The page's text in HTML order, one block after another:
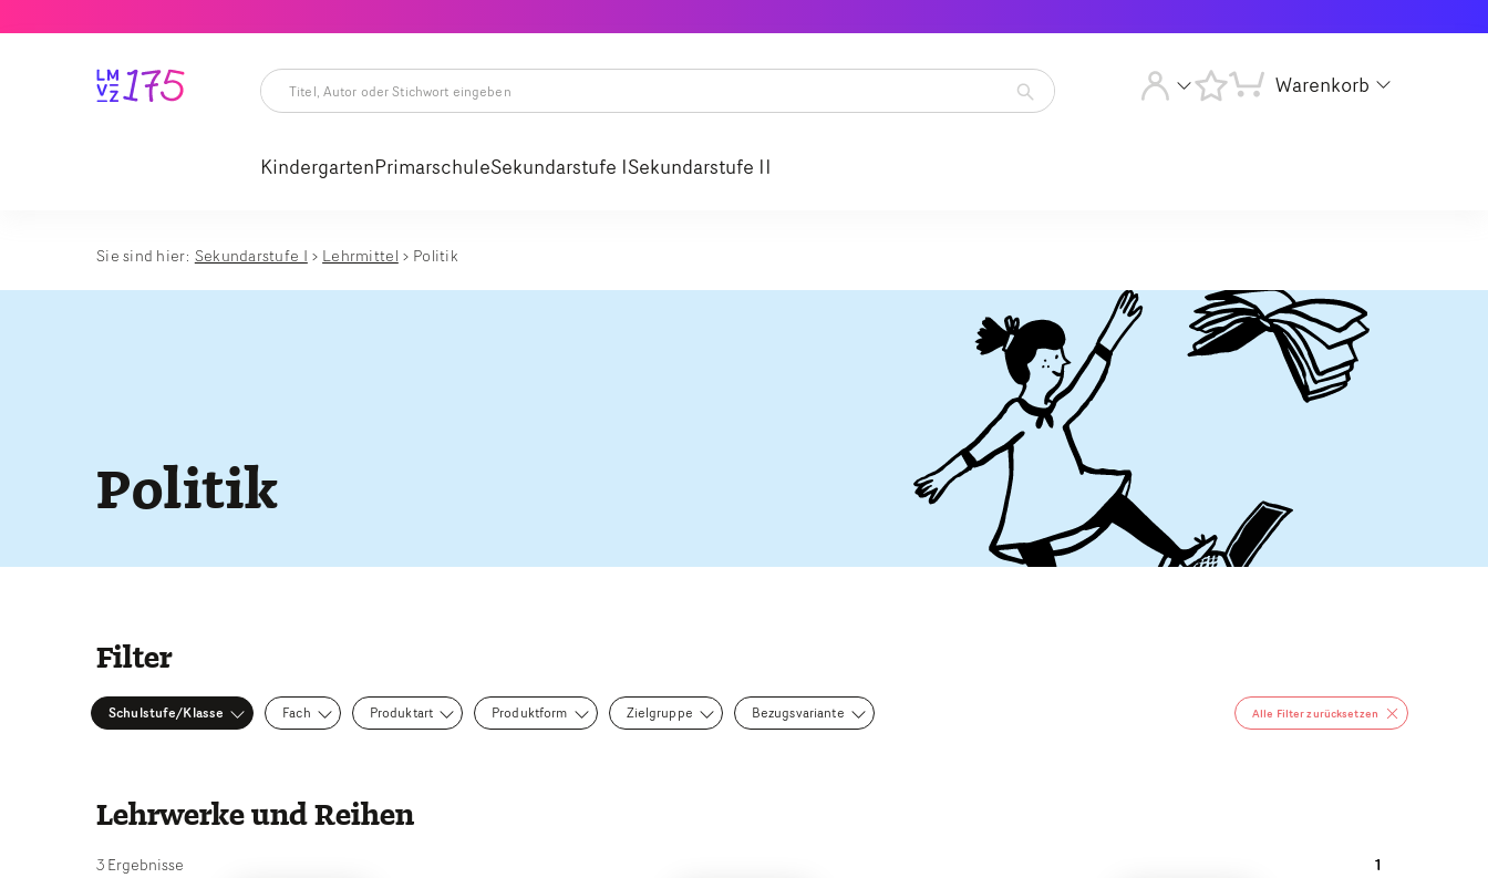
Titel,
Stichwort
eingeben
Artikelsuche
starten
KindergartenPrimarschuleSekundarstufe ISekundarstufe II
Warenkorb
Sie sind hier: Sekundarstufe I Lehrmittel Politik
Politik
Filter
Schulstufe/Klasse Fach Produktart Produktform Zielgruppe Bezugsvariante Alle Filter zurücksetzen
Lehrwerke und Reihen
3 Ergebnisse 1
Stichwort